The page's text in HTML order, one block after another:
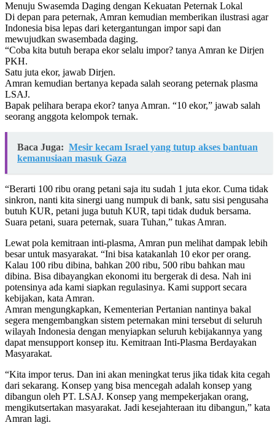
Menuju Swasemda Daging dengan Kekuatan Peternak Lokal
Di depan para peternak, Amran kemudian memberikan ilustrasi agar
Indonesia bisa lepas dari ketergantungan impor sapi dan
mewujudkan swasembada daging.
“Coba kita butuh berapa ekor selalu impor? tanya Amran ke Dirjen
PKH.
Satu juta ekor, jawab Dirjen.
Amran kemudian bertanya kepada salah seorang peternak plasma
LSAJ.
Bapak pelihara berapa ekor? tanya Amran. “10 ekor,” jawab salah
seorang anggota kelompok ternak.
Baca Juga: Mesir kecam Israel yang tutup akses bantuan
kemanusiaan masuk Gaza
“Berarti 100 ribu orang petani saja itu sudah 1 juta ekor. Cuma tidak
sinkron, nanti kita sinergi uang numpuk di bank, satu sisi pengusaha
butuh KUR, petani juga butuh KUR, tapi tidak duduk bersama.
Suara petani, suara peternak, suara Tuhan,” tukas Amran.
Lewat pola kemitraan inti-plasma, Amran pun melihat dampak lebih
besar untuk masyarakat. “Ini bisa katakanlah 10 ekor per orang.
Kalau 100 ribu dibina, bahkan 200 ribu, 500 ribu bahkan mau
dibina. Bisa dibayangkan ekonomi itu bergerak di desa. Nah ini
potensinya ada kami siapkan regulasinya. Kami support secara
kebijakan, kata Amran.
Amran mengungkapkan, Kementerian Pertanian nantinya bakal
segera mengembangkan sistem peternakan mini tersebut di seluruh
wilayah Indonesia dengan menyiapkan seluruh kebijakannya yang
dapat mensupport konsep itu. Kemitraan Inti-Plasma Berdayakan
Masyarakat.
“Kita impor terus. Dan ini akan meningkat terus jika tidak kita cegah
dari sekarang. Konsep yang bisa mencegah adalah konsep yang
dibangun oleh PT. LSAJ. Konsep yang mempekerjakan orang,
mengikutsertakan masyarakat. Jadi kesejahteraan itu dibangun,” kata
Amran lagi.